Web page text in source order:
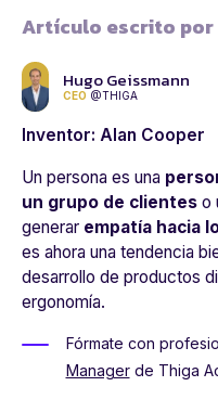
Artículo escrito por
Hugo Geissmann
CEO @THIGA
Inventor: Alan Cooper
Un persona es una
un grupo de clientes o
generar empatía hacia
es ahora una tendencia
desarrollo de productos
ergonomía.
Fórmate con
Managerde Thiga